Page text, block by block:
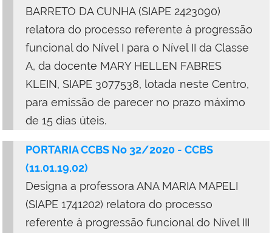
BARRETO DA CUNHA (SIAPE 2423090)
relatora do processo referente à progressão
funcional do Nível I para o Nível II da Classe
A, da docente MARY HELLEN FABRES
KLEIN, SIAPE 3077538, lotada neste Centro,
para emissão de parecer no prazo máximo
de 15 dias úteis.
PORTARIA CCBS No 32/2020 - CCBS
(11.01.19.02)
Designa a professora ANA MARIA MAPELI
(SIAPE 1741202) relatora do processo
referente à progressão funcional do Nível III